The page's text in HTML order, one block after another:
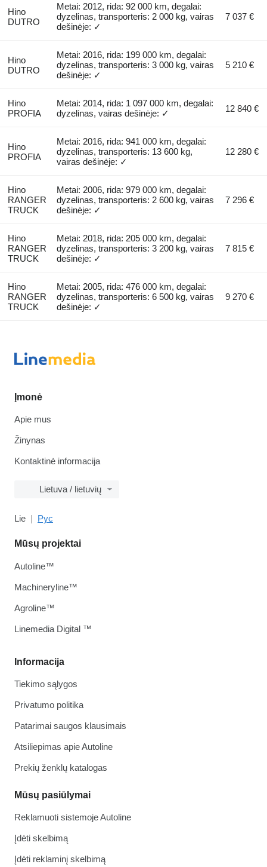
Hino
DUTRO
Metai: 2012, rida: 92 000 km, degalai:
dyzelinas, transporteris: 2 000 kg, vairas
dešinėje: ✓
7 037 €
Hino
DUTRO
Metai: 2016, rida: 199 000 km, degalai:
dyzelinas, transporteris: 3 000 kg, vairas
dešinėje: ✓
5 210 €
Hino
PROFIA
Metai: 2014, rida: 1 097 000 km, degalai:
dyzelinas, vairas dešinėje: ✓
12 840 €
Hino
PROFIA
Metai: 2016, rida: 941 000 km, degalai:
dyzelinas, transporteris: 13 600 kg,
vairas dešinėje: ✓
12 280 €
Hino
RANGER
TRUCK
Metai: 2006, rida: 979 000 km, degalai:
dyzelinas, transporteris: 2 600 kg, vairas
dešinėje: ✓
7 296 €
Hino
RANGER
TRUCK
Metai: 2018, rida: 205 000 km, degalai:
dyzelinas, transporteris: 3 200 kg, vairas
dešinėje: ✓
7 815 €
Hino
RANGER
TRUCK
Metai: 2005, rida: 476 000 km, degalai:
dyzelinas, transporteris: 6 500 kg, vairas
dešinėje: ✓
9 270 €
Įmonė
Apie mus
Žinynas
Kontaktinė informacija
Lietuva / lietuvių
Lie Рус
Informacija
Tiekimo sąlygos
Privatumo politika
Patarimai saugos klausimais
Atsiliepimas apie Autoline
Prekių ženklų katalogas
Mūsų pasiūlymai
Reklamuoti sistemoje Autoline
Įdėti skelbimą
Įdėti reklaminį skelbimą
Mūsų projektai
Autoline™
Machineryline™
Agroline™
Linemedia Digital ™